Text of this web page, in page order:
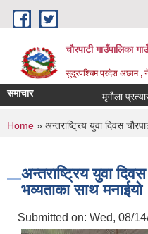
Skip to main content
चौरपाटी गाउँपालिका
सुदूरपश्चिम प्रदेश अछाम ,
समाचार मृगौला
You are here
Home » अन्तराष्ट्रिय युवा दिवस
अन्तराष्ट्रिय युवा
भव्यताका साथ मनाईयो
Submitted on: Wed, 08/